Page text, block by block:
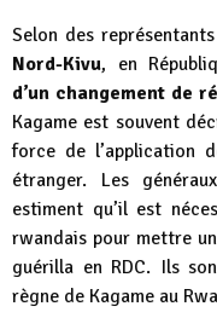
Selon des
Nord-Kivu, en
d’un changement de
Kagame est souvent
force de l’application
étranger. Les
estiment qu’il est
rwandais pour mettre
guérilla en RDC. Ils
règne de Kagame au